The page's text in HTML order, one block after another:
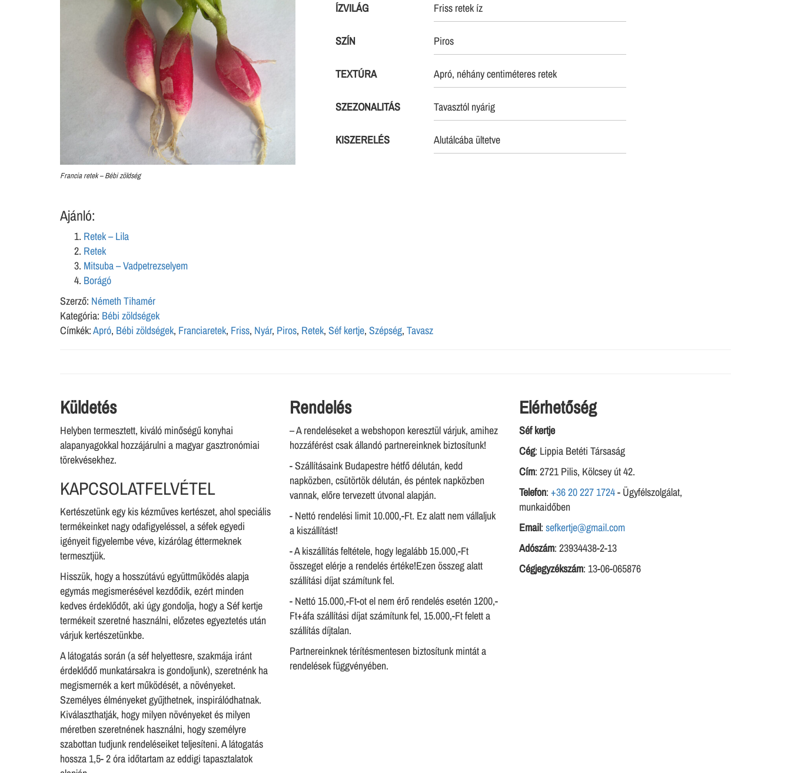
Francia retek – Bébi zöldség
ÍZVILÁG Friss retek íz
SZÍN Piros
TEXTÚRA Apró, néhány centiméteres retek
SZEZONALITÁS Tavasztól nyárig
KISZERELÉS Alutálcába ültetve
Ajánló:
Retek – Lila
Retek
Mitsuba – Vadpetrezselyem
Borágó
Szerző: Németh Tihamér
Kategória: Bébi zöldségek
Címkék:Apró, Bébi zöldségek, Franciaretek, Friss, Nyár, Piros, Retek, Séf kertje, Szépség, Tavasz
Küldetés
Helyben termesztett, kiváló minőségű konyhai
alapanyagokkal hozzájárulni a magyar gasztronómiai
törekvésekhez.
KAPCSOLATFELVÉTEL
Kertészetünk egy kis kézműves kertészet, ahol speciális
termékeinket nagy odafigyeléssel, a séfek egyedi
igényeit figyelembe véve, kizárólag éttermeknek
termesztjük.
Hisszük, hogy a hosszútávú együttműködés alapja
egymás megismerésével kezdődik, ezért minden
kedves érdeklődőt, aki úgy gondolja, hogy a Séf kertje
termékeit szeretné használni, előzetes egyeztetés után
várjuk kertészetünkbe.
A látogatás során (a séf helyettesre, szakmája iránt
érdeklődő munkatársakra is gondoljunk), szeretnénk ha
megismernék a kert működését, a növényeket.
Személyes élményeket gyűjthetnek, inspirálódhatnak.
Kiválaszthatják, hogy milyen növényeket és milyen
méretben szeretnének használni, hogy személyre
szabottan tudjunk rendeléseiket teljesíteni. A látogatás
hossza 1,5- 2 óra időtartam az eddigi tapasztalatok
Rendelés
– A rendeléseket a webshopon keresztül várjuk, amihez
hozzáférést csak állandó partnereinknek biztosítunk!
- Szállításaink Budapestre hétfő délután, kedd
napközben, csütörtök délután, és péntek napközben
vannak, előre tervezett útvonal alapján.
- Nettó rendelési limit 10.000,-Ft. Ez alatt nem vállaljuk
a kiszállítást!
- A kiszállítás feltétele, hogy legalább 15.000,-Ft
összeget elérje a rendelés értéke!Ezen összeg alatt
szállítási díjat számítunk fel.
- Nettó 15.000,-Ft-ot el nem érő rendelés esetén 1200,-
Ft+áfa szállítási díjat számítunk fel, 15.000,-Ft felett a
szállítás díjtalan.
Partnereinknek térítésmentesen biztosítunk mintát a
rendelések függvényében.
Elérhetőség
Séf kertje
Cég: Lippia Betéti Társaság
Cím: 2721 Pilis, Kölcsey út 42.
Telefon: +36 20 227 1724- Ügyfélszolgálat,
munkaidőben
Email: sefkertje@gmail.com
Adószám: 23934438-2-13
Cégjegyzékszám: 13-06-065876